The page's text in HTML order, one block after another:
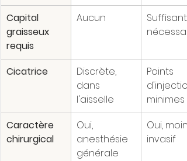
Capital
graisseux
requis
Aucun
Suffisant
Cicatrice
Discrète,
dans
l'aisselle
Points
minimes
Caractère
chirurgical
Oui,
anesthésie
générale
Oui,
invasif